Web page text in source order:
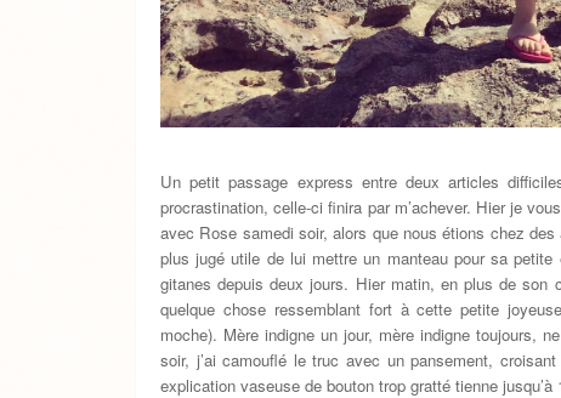
Un petit passage express entre deux articles
procrastination, celle-ci finira par m’achever. Hier je
avec Rose samedi soir, alors que nous étions chez des
plus jugé utile de lui mettre un manteau pour sa
gitanes depuis deux jours. Hier matin, en plus de
quelque chose ressemblant fort à cette petite
moche). Mère indigne un jour, mère indigne toujours,
soir, j’ai camouflé le truc avec un pansement,
explication vaseuse de bouton trop gratté tienne jusqu’à